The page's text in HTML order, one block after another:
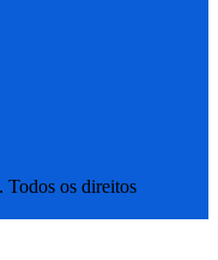
os direitos